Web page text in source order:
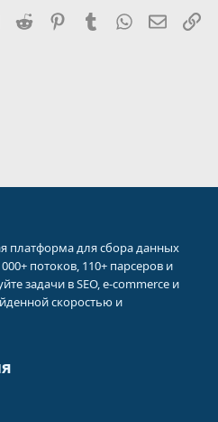
Reddit PinterestTumblr WhatsApp
платформа для сбора данных
потоков, 110+ парсеров и
задачи в SEO, e-commerce и
скоростью и